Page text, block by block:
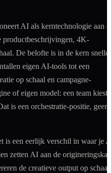
AI als kerntechnologie aan
productbeschrijvingen, 4K-
De belofte is in de kern sneller
eigen AI-tools tot een
op schaal en campagne-
of eigen model: een team kiest
is een orchestratie-positie, geen
is een eerlijk verschil in waar je
zetten AI aan de
de creatieve output op schaal.